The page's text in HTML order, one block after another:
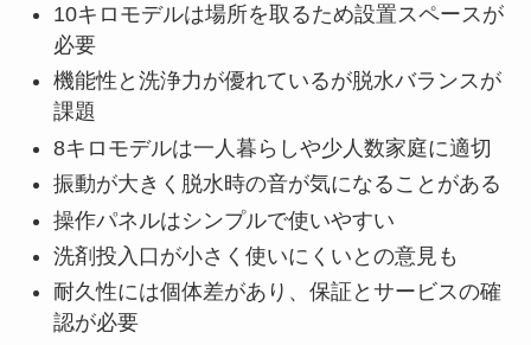
10キロモデルは場所を取るため設置スペースが
必要
機能性と洗浄力が優れているが脱水バランスが
課題
8キロモデルは一人暮らしや少人数家庭に適切
振動が大きく脱水時の音が気になることがある
操作パネルはシンプルで使いやすい
洗剤投入口が小さく使いにくいとの意見も
耐久性には個体差があり、保証とサービスの確
認が必要